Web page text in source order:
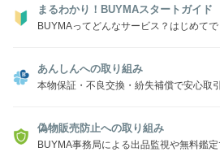
まるわかり！BUYMAスタートガイド
BUYMAってどんなサービス？はじめてで
あんしんへの取り組み
本物保証・不良交換・紛失補償で安心取引
偽物販売防止への取り組み
BUYMA事務局による出品監視や無料鑑